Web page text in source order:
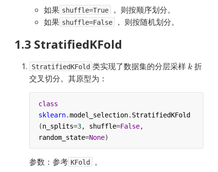
如果 shuffle=True
， 则按顺序划分。
如果 shuffle=False ， 则按随机划分。
1.3 StratifiedKFold
StratifiedKFold 类实现了数据集的分层采样
折
交叉切分。其原型为：
class
sklearn.model_selection. StratifiedKFold
(n_splits=3, shuffle=False
random_state=None)
参数：参考 KFold
。